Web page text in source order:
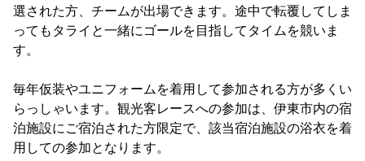
選された方、チームが出場できます。途中で転覆してしま
ってもタライと一緒にゴールを目指してタイムを競いま
す。
毎年仮装やユニフォームを着用して参加される方が多くい
らっしゃいます。観光客レースへの参加は、伊東市内の宿
泊施設にご宿泊された方限定で、該当宿泊施設の浴衣を着
用しての参加となります。